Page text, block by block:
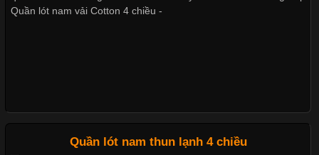
Không chỉ được ứng dụng trong quần áo thường ngày, loại vải
Cập nhật 2026-05-20 14:58:56
Quần lót nam vải Cotton 4 chiều -
Quần lót nam thun lạnh 4 chiều